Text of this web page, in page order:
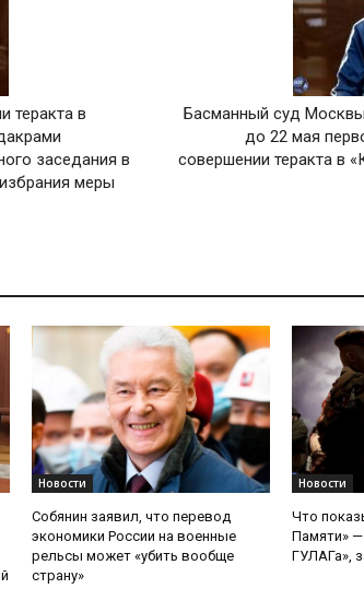
теракта в
заседания в
меры
Басманный суд
до 22 мая
совершении теракта в
Новости
Собянин заявил, что перевод
экономики России на военные
рельсы может «убить вообще
страну»
Новости
Что
Памяти»
ГУЛАГа»,